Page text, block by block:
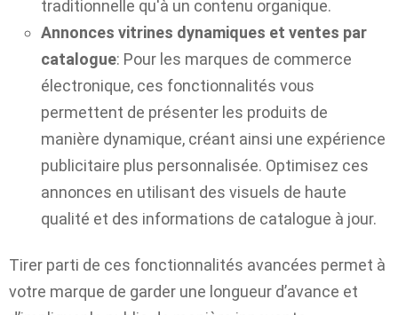
traditionnelle qu'à un contenu organique.
Annonces vitrines dynamiques et ventes par
catalogue: Pour les marques de commerce
électronique, ces fonctionnalités vous
permettent de présenter les produits de
manière dynamique, créant ainsi une expérience
publicitaire plus personnalisée. Optimisez ces
annonces en utilisant des visuels de haute
qualité et des informations de catalogue à jour.
Tirer parti de ces fonctionnalités avancées permet à
votre marque de garder une longueur d’avance et